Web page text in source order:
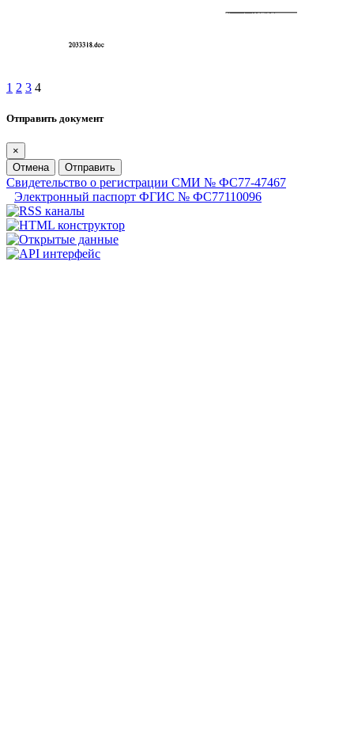
1 2 3 4
Отправить документ
×
Отмена
Отправить
Свидетельство о регистрации СМИ № ФС77-47467
Электронный паспорт ФГИС № ФС77110096